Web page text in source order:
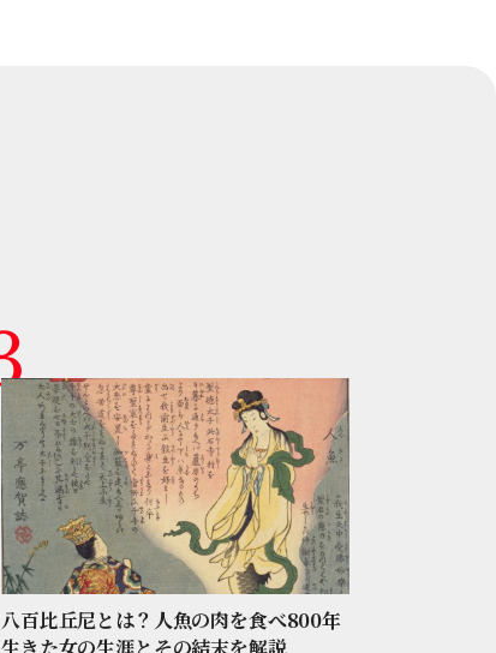
八百比丘尼とは？人魚の肉を食べ800年
生きた女の生涯とその結末を解説